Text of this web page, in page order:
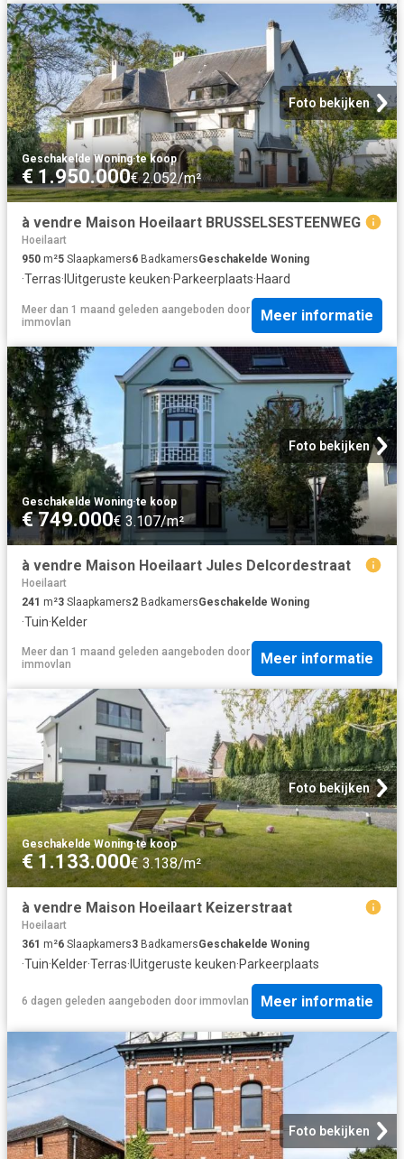
Foto bekijken
Geschakelde Woning·te koop
€ 1.950.000€ 2.052/m²
à vendre Maison Hoeilaart BRUSSELSESTEENWEG
Hoeilaart
950 m²5 Slaapkamers6 BadkamersGeschakelde Woning
·Terras· IUitgeruste keuken·Parkeerplaats·Haard
Meer dan 1 maand geleden aangeboden door
immovlan
Meer informatie
Foto bekijken
Geschakelde Woning·te koop
€ 749.000€ 3.107/m²
à vendre Maison Hoeilaart Jules Delcordestraat
Hoeilaart
241 m²3 Slaapkamers2 BadkamersGeschakelde Woning
·Tuin·Kelder
Meer dan 1 maand geleden aangeboden door
immovlan
Meer informatie
Foto bekijken
Geschakelde Woning·te koop
€ 1.133.000€ 3.138/m²
à vendre Maison Hoeilaart Keizerstraat
Hoeilaart
361 m²6 Slaapkamers3 BadkamersGeschakelde Woning
·Tuin·Kelder·Terras· IUitgeruste keuken·Parkeerplaats
6 dagen geleden aangeboden door immovlan Meer informatie
Foto bekijken